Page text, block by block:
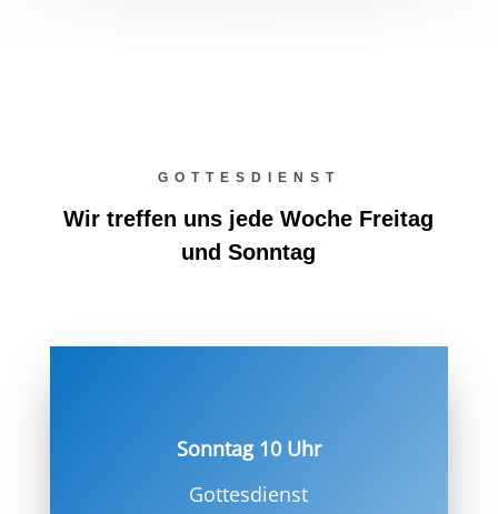
GOTTESDIENST
Wir treffen uns jede Woche Freitag
und Sonntag
Sonntag 10 Uhr
Gottesdienst